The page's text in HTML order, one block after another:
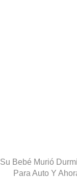
Su Bebé Murió
Para Auto Y